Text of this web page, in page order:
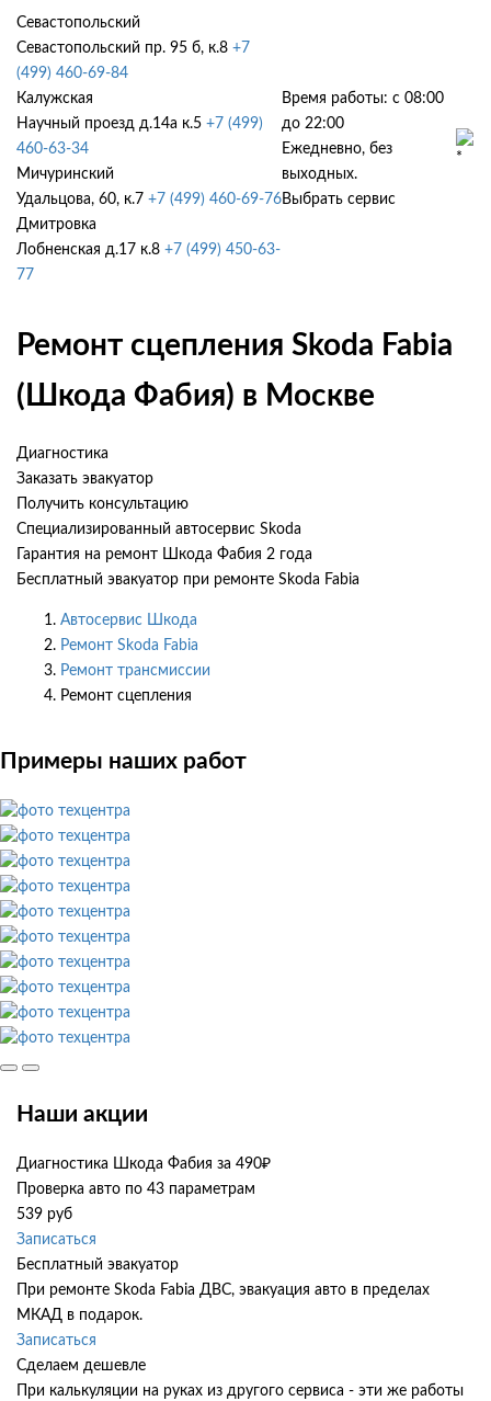
Севастопольский
Севастопольский пр. 95 б, к.8 +7
(499) 460-69-84
Калужская
Научный проезд д.14а к.5 +7 (499)
460-63-34
Мичуринский
Удальцова, 60, к.7 +7 (499) 460-69-76
Дмитровка
Лобненская д.17 к.8 +7 (499) 450-63-
77
Время работы: с 08:00
до 22:00
Ежедневно, без
выходных.
Выбрать сервис
Ремонт сцепления Skoda Fabia
(Шкода Фабия) в Москве
Диагностика
Заказать эвакуатор
Получить консультацию
Специализированный автосервис Skoda
Гарантия на ремонт Шкода Фабия 2 года
Бесплатный эвакуатор при ремонте Skoda Fabia
Автосервис Шкода
Ремонт Skoda Fabia
Ремонт трансмиссии
Ремонт сцепления
Примеры наших работ
Наши акции
Диагностика Шкода Фабия за 490₽
Проверка авто по 43 параметрам
539 руб
Записаться
Бесплатный эвакуатор
При ремонте Skoda Fabia ДВС, эвакуация авто в пределах
МКАД в подарок.
Записаться
Сделаем дешевле
При калькуляции на руках из другого сервиса - эти же работы